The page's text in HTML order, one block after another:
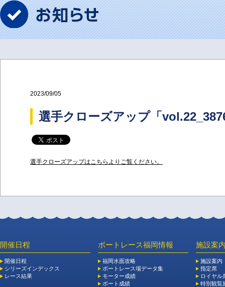
2023/09/05
選手クローズアップ「
選手クローズアップはこちらよりご覧ください。
開催日程
開催日程
シリーズインデックス
レース結果
ボートレース福岡情報
福岡水面攻略
ボートレース場データ集
モーター成績
ボート成績
施設案
施設案内
指定席
ロイヤル
特別観覧